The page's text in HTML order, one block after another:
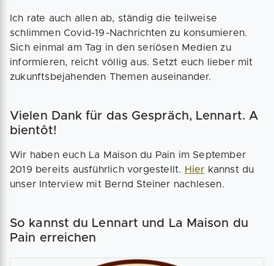
Ich rate auch allen ab, ständig die teilweise
schlimmen Covid-19-Nachrichten zu konsumieren.
Sich einmal am Tag in den seriösen Medien zu
informieren, reicht völlig aus. Setzt euch lieber mit
zukunftsbejahenden Themen auseinander.
Vielen Dank für das Gespräch, Lennart. A
bientôt!
Wir haben euch La Maison du Pain im September
2019 bereits ausführlich vorgestellt. Hier kannst du
unser Interview mit Bernd Steiner nachlesen.
So kannst du Lennart und La Maison du
Pain erreichen